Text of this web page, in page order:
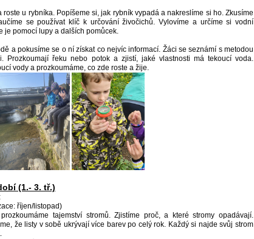
roste u rybníka. Popíšeme si, jak rybník vypadá a nakreslíme si ho. Zkusíme
se používat klíč k určování živočichů. Vylovíme a určíme si vodní
je pomocí lupy a dalších pomůcek.
a pokusíme se o ní získat co nejvíc informací. Žáci se seznámí s metodou
Prozkoumají řeku nebo potok a zjistí, jaké vlastnosti má tekoucí voda.
vody a prozkoumáme, co zde roste a žije.
(1.- 3. tř.)
říjen/listopad)
tajemství stromů. Zjistíme proč, a které stromy opadávají.
že listy v sobě ukrývají více barev po celý rok. Každý si najde svůj strom